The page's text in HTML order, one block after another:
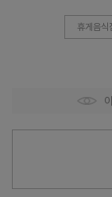
휴게음식